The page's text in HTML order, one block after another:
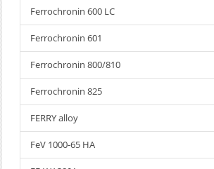
Ferrochronin 600 LC
Ferrochronin 601
Ferrochronin 800/810
Ferrochronin 825
FERRY alloy
FeV 1000-65 HA